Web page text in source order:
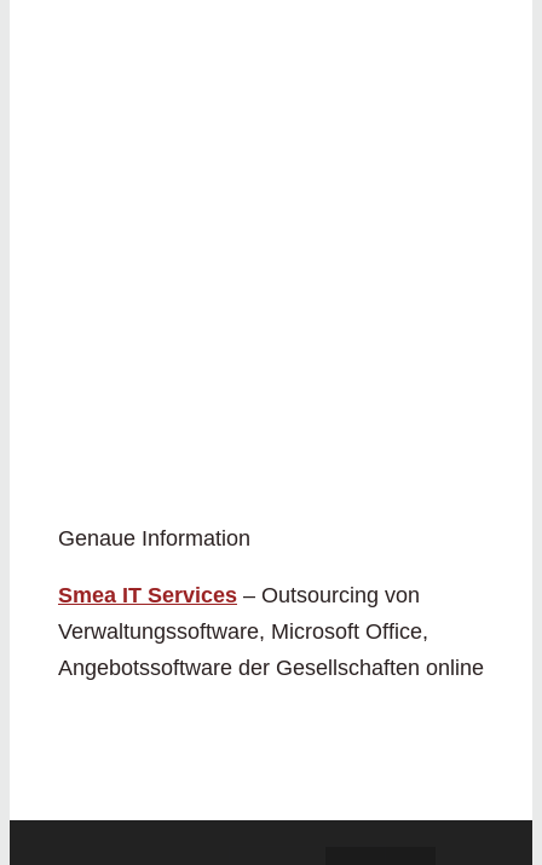
Genaue Information
Smea IT Services– Outsourcing von
Verwaltungssoftware, Microsoft Office,
Angebotssoftware der Gesellschaften online